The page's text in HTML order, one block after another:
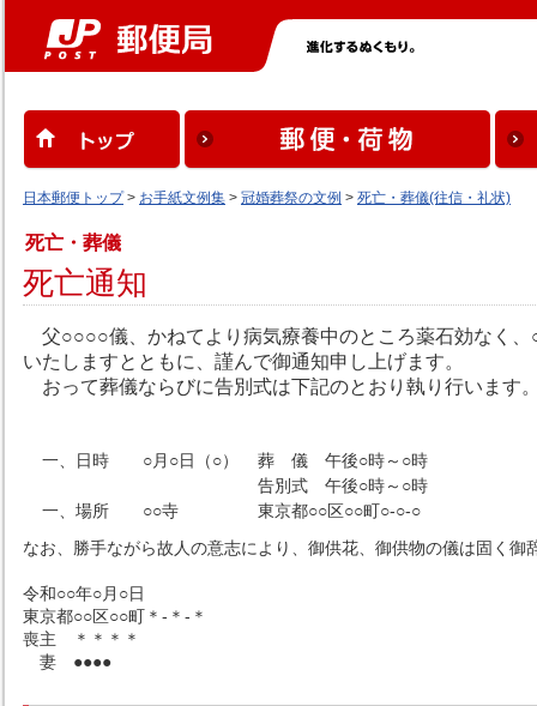
日本郵便トップ> お手紙文例集 > 冠婚葬祭の文例 > 死亡・葬儀(往信・礼状)
死亡・葬儀
死亡通知
父○○○○儀、かねてより病気療養中のところ薬石効なく
いたしますとともに、謹んで御通知申し上げます。
おって葬儀ならびに告別式は下記のとおり執り行います
一、日時 ○月○日（○）
葬 儀 午後○時～○時
告別式 午後○時～○時
一、場所 ○○寺
東京都○○区○○町○-○-○
なお、勝手ながら故人の意志により、御供花、御供物の儀は固く御
令和○○年○月○日
東京都○○区○○町＊-＊-＊
喪主 ＊＊＊＊
妻 ●●●●